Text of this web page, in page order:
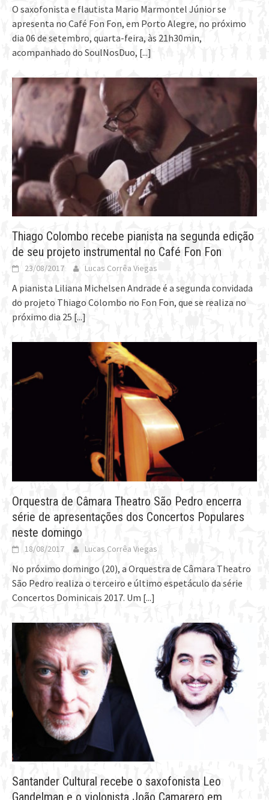
O saxofonista e flautista Mario Marmontel Júnior se
apresenta no Café Fon Fon, em Porto Alegre, no próximo
dia 06 de setembro, quarta-feira, às 21h30min,
acompanhado do SoulNosDuo, [...]
Thiago Colombo recebe pianista na segunda edição
de seu projeto instrumental no Café Fon Fon
23/08/2017 Lucas Corrêa Viegas
A pianista Liliana Michelsen Andrade é a segunda convidada
do projeto Thiago Colombo no Fon Fon, que se realiza no
próximo dia 25 [...]
Orquestra de Câmara Theatro São Pedro encerra
série de apresentações dos Concertos Populares
neste domingo
18/08/2017 Lucas Corrêa Viegas
No próximo domingo (20), a Orquestra de Câmara Theatro
São Pedro realiza o terceiro e último espetáculo da série
Concertos Dominicais 2017. Um [...]
Santander Cultural recebe o saxofonista Leo
Gandelman e o violonista João Camarero em